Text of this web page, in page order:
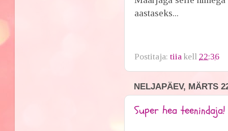
aastaseks...
Postitaja:tiia kell 22:36
NELJAPÄEV, MÄRTS
Super hea